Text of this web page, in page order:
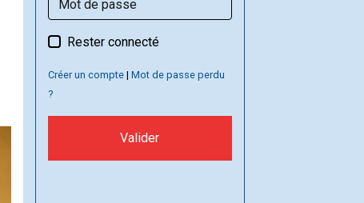
Rester connecté
Créer un compte |Mot de passe perdu
?
Valider